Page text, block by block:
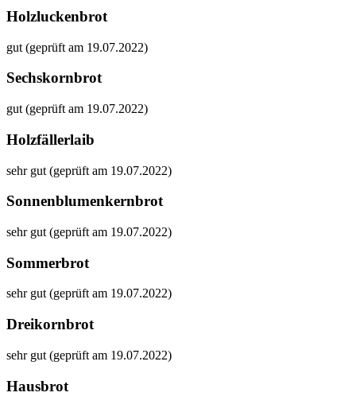
Holzluckenbrot
gut (geprüft am 19.07.2022)
Sechskornbrot
gut (geprüft am 19.07.2022)
Holzfällerlaib
sehr gut (geprüft am 19.07.2022)
Sonnenblumenkernbrot
sehr gut (geprüft am 19.07.2022)
Sommerbrot
sehr gut (geprüft am 19.07.2022)
Dreikornbrot
sehr gut (geprüft am 19.07.2022)
Hausbrot